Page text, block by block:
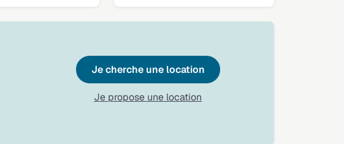
Je cherche une location
Je propose une location